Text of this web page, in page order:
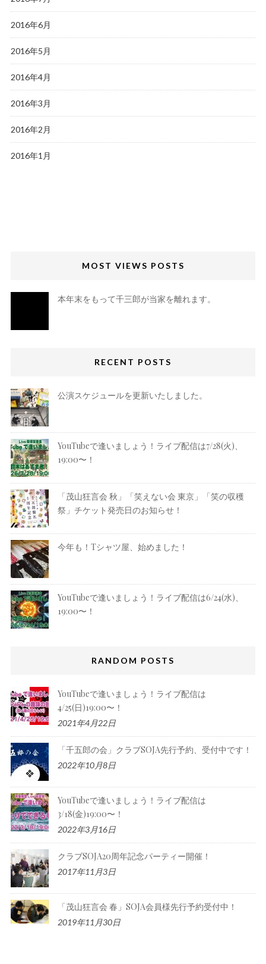
2016年6月
2016年5月
2016年4月
2016年3月
2016年2月
2016年1月
MOST VIEWS POSTS
本年末をもって千三郎が当家を離れます。
RECENT POSTS
公演スケジュールを更新いたしました。
YouTubeで逢いましょう！ライブ配信は7/28(火)、
19:00〜！
「茂山狂言会 秋」「笑えない会 東京」「笑の収穫
祭」チケット発売日のお知らせ！
今年も！Tシャツ屋、始めました！
YouTubeで逢いましょう！ライブ配信は6/24(水)、
19:00〜！
RANDOM POSTS
YouTubeで逢いましょう！ライブ配信は
4/25(日)19:00〜！
2021年4月22日
「千五郎の会」クラブSOJA先行予約、受付中です！
2022年10月8日
YouTubeで逢いましょう！ライブ配信は
3/18(金)19:00〜！
2022年3月16日
クラブSOJA20周年記念パーティー開催！
2017年11月3日
「茂山狂言会 春」SOJA会員様先行予約受付中！
2019年11月30日